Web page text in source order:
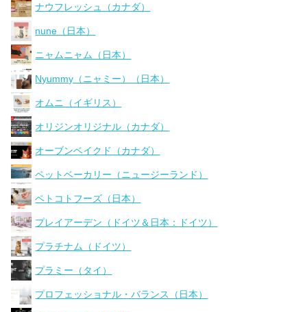
ナウフレッシュ（カナダ）
nune（日本）
ニャムニャム（日本）
Nyummy（ニャミー）（日本）
オムニ（イギリス）
オリジンオリジナル（カナダ）
オーブンベイクド（カナダ）
ペットベーカリー（ニュージーランド）
ペトコトフーズ（日本）
プレイアーデン（ドイツ＆日本：ドイツ）
プラチナム（ドイツ）
プラミー（タイ）
プロフェッショナル・バランス（日本）